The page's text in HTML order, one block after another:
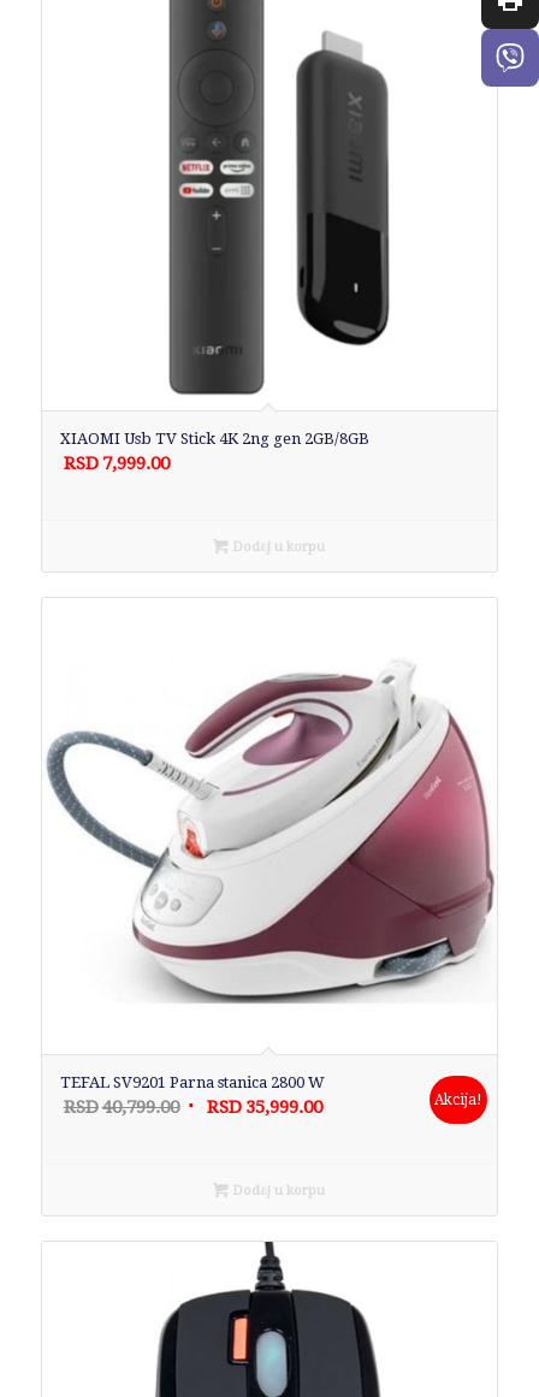
XIAOMI Usb TV Stick 4K 2ng gen 2GB/8GB
RSD 7,999.00
Dodaj u korpu
TEFAL SV9201 Parna stanica 2800 W
RSD40,799.00 Originalna
bila:
RSD40,799.00.
RSD 35,999.00Trenutna
RSD35,999.00.
Akcija!
Dodaj u korpu